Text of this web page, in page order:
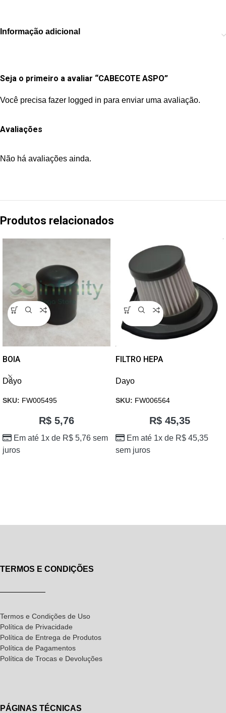
Informação adicional
Avaliações
Não há avaliações ainda.
Seja o primeiro a avaliar “CABECOTE ASPO”
Você precisa fazer logged in para enviar uma avaliação.
Produtos relacionados
BOIA
Dayo
SKU: FW005495
R$ 5,76
Em até 1x de R$ 5,76 sem
juros
FILTRO HEPA
Dayo
SKU: FW006564
R$45,35
Em até 1x de R$ 45,35
sem juros
TERMOS E CONDIÇÕES
Termos e Condições de Uso
Política de Privacidade
Política de Entrega de Produtos
Política de Pagamentos
Política de Trocas e Devoluções
PÁGINAS TÉCNICAS